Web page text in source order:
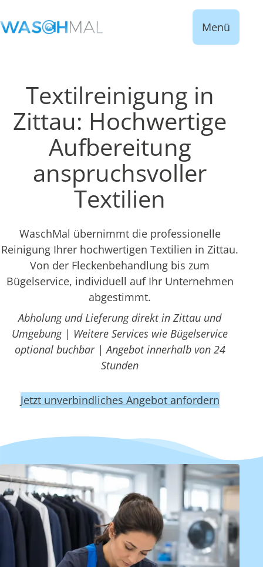
Menü
Textilreinigung in
Zittau: Hochwertige
Aufbereitung
anspruchsvoller
Textilien
WaschMal übernimmt die professionelle
Reinigung Ihrer hochwertigen Textilien in Zittau.
Von der Fleckenbehandlung bis zum
Bügelservice, individuell auf Ihr Unternehmen
abgestimmt.
Abholung und Lieferung direkt in Zittau und
Umgebung | Weitere Services wie Bügelservice
optional buchbar | Angebot innerhalb von 24
Stunden
Jetzt unverbindliches Angebot anfordern